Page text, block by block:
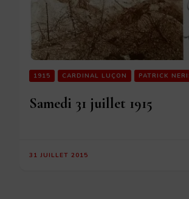
1915 CARDINAL LUÇON PATRICK
Samedi 31 juillet 1915
31 JUILLET 2015